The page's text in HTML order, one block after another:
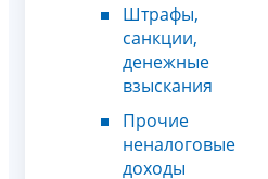
Штрафы,
санкции,
денежные
взыскания
Прочие
неналоговые
доходы